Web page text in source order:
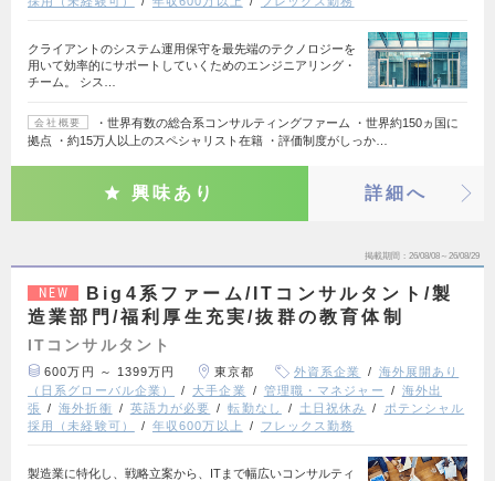
クライアントのシステム運用保守を最先端のテクノロジーを
用いて効率的にサポートしていくためのエンジニアリング・
チーム。 シス…
会社概要
・世界有数の総合系コンサルティングファーム ・世界約150ヵ国に
拠点 ・約15万人以上のスペシャリスト在籍 ・評価制度がしっか…
興味あり 詳細へ
掲載期間 26/08/08～26/08/29
NEW
Big4系ファーム/ITコンサルタント/製
造業部門/福利厚生充実/抜群の教育体制
ITコンサルタント
600万円 ～ 1399万円 東京都 外資系企業
海外展開あり
（日系グローバル企業）
大手企業 管理職・マネジャー
海外出
張
海外折衝 英語力が必要 転勤なし 土日祝休み
ポテンシャル
採用（未経験可）
年収600万以上 フレックス勤務
製造業に特化し、戦略立案から、ITまで幅広いコンサルティ